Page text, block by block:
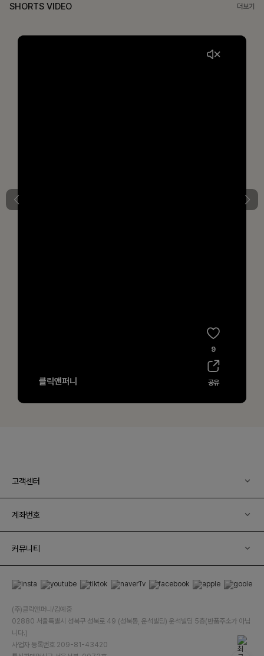
SHORTS VIDEO 더보기
고객센터
계좌번호
커뮤니티
(주)클릭앤퍼니/김예중
02880 서울특별시 성북구 성북로 49 (성북동, 운석빌딩) 운석빌딩 5층(반품주소가 아닙
니다.)
사업자 등록번호 209-81-43420